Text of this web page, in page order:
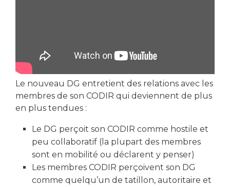
Le nouveau DG entretient des relations avec les
membres de son CODIR qui deviennent de plus
en plus tendues :
Le DG perçoit son CODIR comme hostile et
peu collaboratif (la plupart des membres
sont en mobilité ou déclarent y penser)
Les membres CODIR perçoivent son DG
comme quelqu’un de tatillon, autoritaire et